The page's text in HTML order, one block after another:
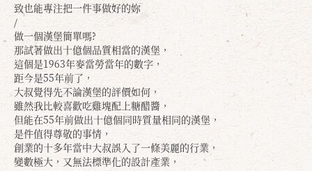
致也能專注把一件事做好的妳
/
做一個漢堡簡單嗎?
那試著做出十億個品質相當的漢堡，
這個是1963年麥當勞當年的數字，
距今是55年前了，
大叔覺得先不論漢堡的評價如何，
雖然我比較喜歡吃雞塊配上糖醋醬，
但能在55年前做出十億個同時質量相同的漢堡，
是件值得尊敬的事情，
創業的十多年當中大叔誤入了一條美麗的行業，
變數極大，又無法標準化的設計產業，